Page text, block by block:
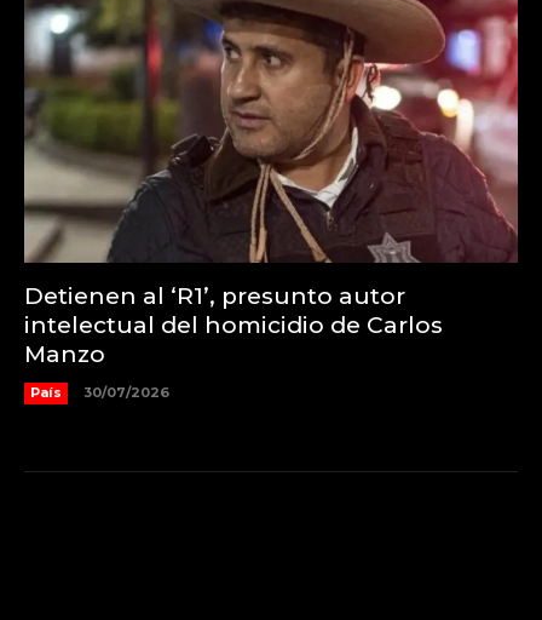
Detienen al ‘R1’, presunto autor
intelectual del homicidio de Carlos
Manzo
País 30/07/2026